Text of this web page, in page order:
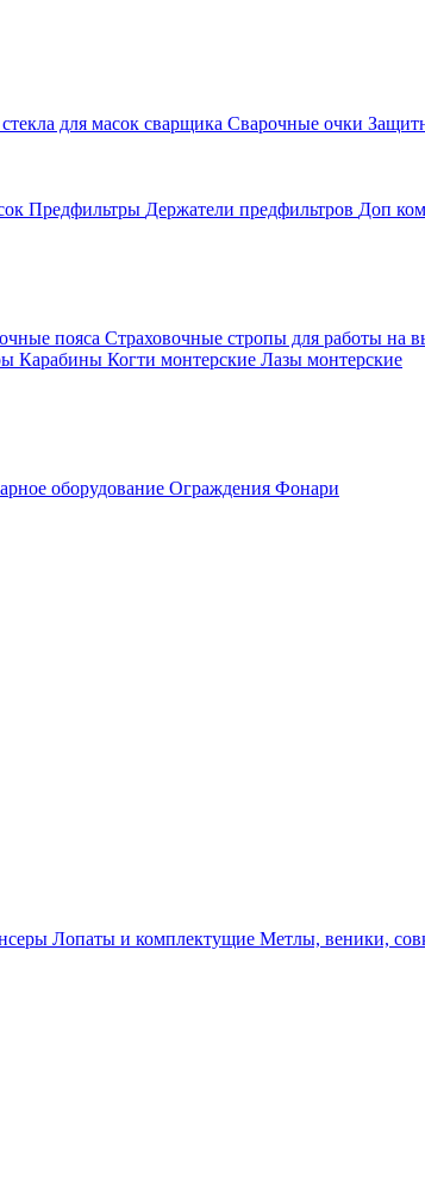
для масок сварщика Сварочные очки
Предфильтры Держатели предфильтров Доп
пояса Страховочные стропы для работы на
Карабины Когти монтерские Лазы монтерские
оборудование Ограждения Фонари
Лопаты и комплектущие Метлы, веники,